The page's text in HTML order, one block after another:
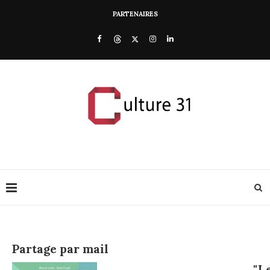
PARTENAIRES
Partage par mail